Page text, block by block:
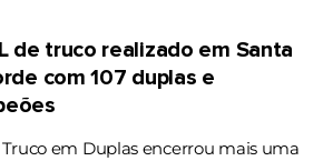
de truco realizado em Santa
com 107 duplas e
Truco em Duplas encerrou mais uma